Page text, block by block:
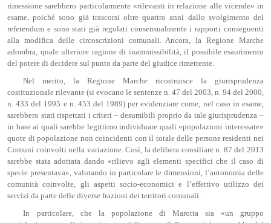
rimessione sarebbero particolarmente «rilevanti in relazione alle vicende» in
esame, poiché sono già trascorsi oltre quattro anni dallo svolgimento del
referendum e sono stati già regolati consensualmente i rapporti conseguenti
alla modifica delle circoscrizioni comunali. Ancora, la Regione Marche
adombra, quale ulteriore ragione di inammissibilità, il possibile esaurimento
del potere di decidere sul punto da parte del giudice rimettente.
Nel merito, la Regione Marche ricostruisce la giurisprudenza
costituzionale rilevante (si evocano le sentenze n. 47 del 2003, n. 94 del 2000,
n. 433 del 1995 e n. 453 del 1989) per evidenziare come, nel caso in esame,
sarebbero stati rispettati i criteri – desumibili proprio da tale giurisprudenza –
in base ai quali sarebbe legittimo individuare quali «popolazioni interessate»
quote di popolazione non coincidenti con il totale delle persone residenti nei
Comuni coinvolti nella variazione. Così, la delibera consiliare n. 87 del 2013
sarebbe stata adottata dando «rilievo agli elementi specifici che il caso di
specie presentava», valutando in particolare le dimensioni, l’autonomia delle
comunità coinvolte, gli aspetti socio-economici e l’effettivo utilizzo dei
servizi da parte delle diverse frazioni dei territori comunali.
In particolare, che la popolazione di Marotta sia «un gruppo